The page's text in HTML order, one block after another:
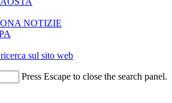
NOTIZIE
sul sito web
Press Escape to close the search panel.